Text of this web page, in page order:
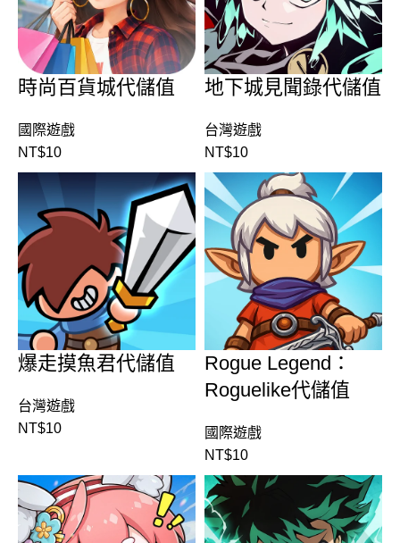
時尚百貨城代儲值
國際遊戲
NT$10
地下城見聞錄代儲值
台灣遊戲
NT$10
爆走摸魚君代儲值
台灣遊戲
NT$10
Rogue Legend：
Roguelike代儲值
國際遊戲
NT$10